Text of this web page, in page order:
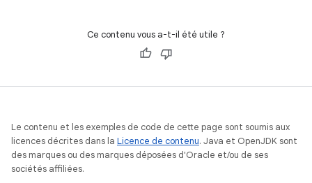
Ce contenu vous a-t-il été utile ?
Le contenu et les exemples de code de cette page sont soumis aux
licences décrites dans la Licence de contenu. Java et OpenJDK sont
des marques ou des marques déposées d'Oracle et/ou de ses
sociétés affiliées.